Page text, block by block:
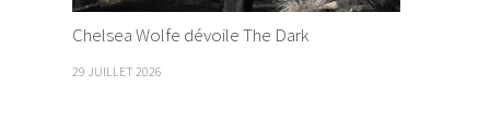
Chelsea Wolfe dévoile The Dark
29 JUILLET 2026